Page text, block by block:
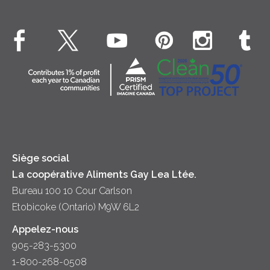
Soupes
Fromage cottage
Crème sure
Bien-être des animaux
Principes coopératifs
Contactez-nous
Location
Siège social
La coopérative Aliments Gay Lea Ltée.
Bureau 100 10 Cour Carlson
Etobicoke (Ontario) M9W 6L2
Appelez-nous
905-283-5300
1-800-268-0508